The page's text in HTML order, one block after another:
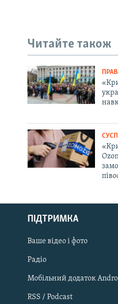
Русский
Qırımtatar
ДОЛУЧАЙСЯ!
Читайте також
ПІДТРИМКА
Ваше відео і фото
Радіо
Мобільний додаток
RSS / Podcast